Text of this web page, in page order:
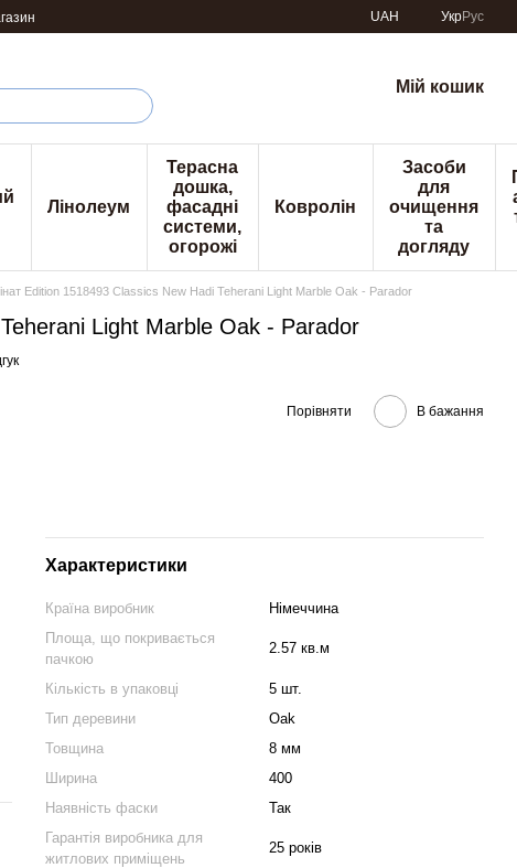
UAH УкрРус
Мій кошик
Лінолеум
Терасна
дошка,
фасадні
системи,
огорожі
Ковролін
Засоби
для
очищення
та
догляду
Edition 1518493 Classics New Hadi Teherani Light Marble Oak - Parador
Light Marble Oak - Parador
Порівняти В бажання
Характеристики
Країна виробник
Німеччина
Площа, що покривається
пачкою
2.57 кв.м
Кількість в упаковці
5 шт.
Тип деревини
Oak
Товщина
8 мм
Ширина
400
Наявність фаски
Так
Гарантія виробника для
житлових приміщень
25 років